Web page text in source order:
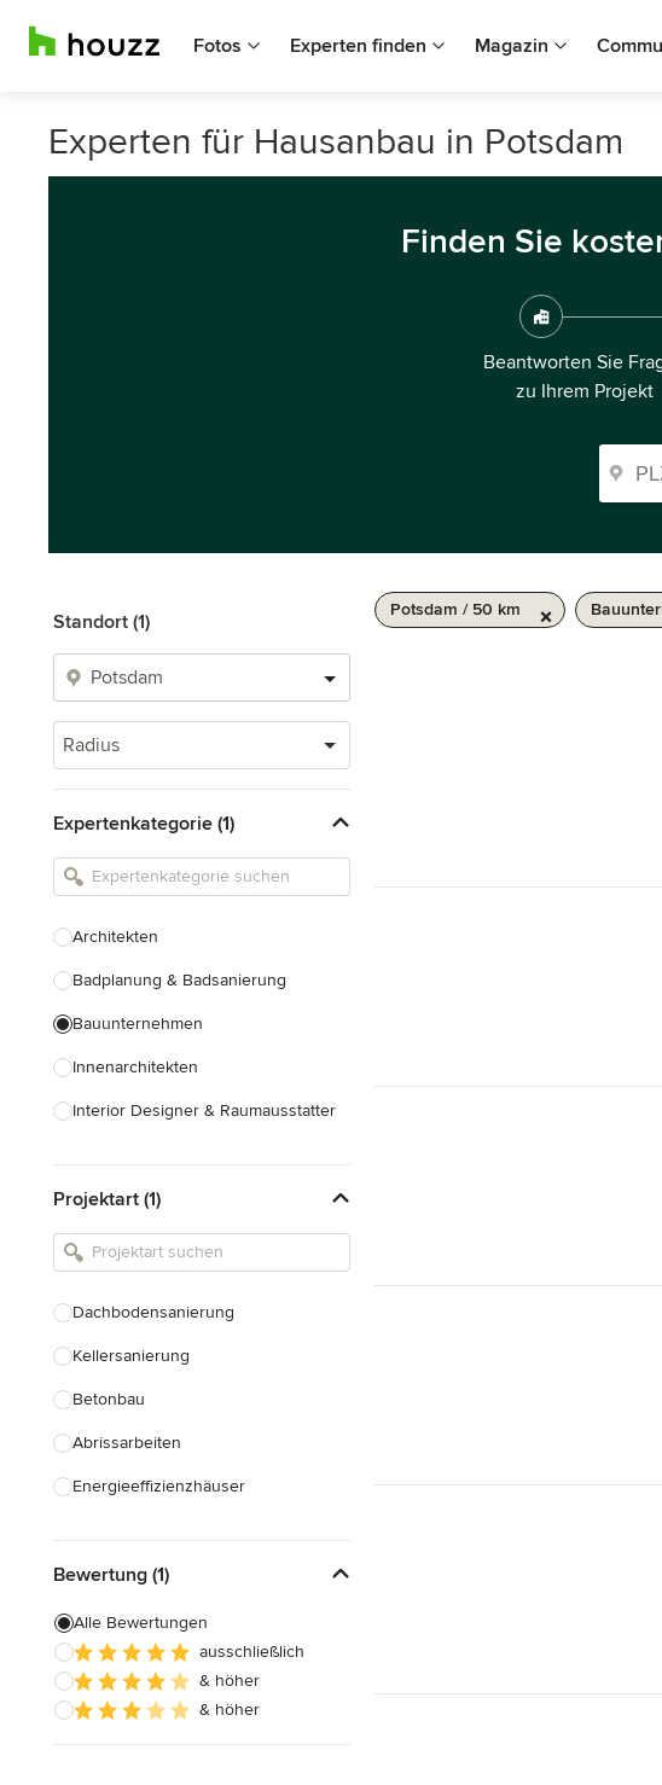
Fotos Experten finden Magazin
Experten für Hausanbau in Potsdam
Finden Sie
Beantworten Sie
zu Ihrem Projekt
Standort (1)
Radius
Expertenkategorie (1)
Architekten
Badplanung & Badsanierung
Bauunternehmen
Innenarchitekten
Interior Designer & Raumausstatter
Landschaftsarchitekten
Armaturen & Sanitärbedarf
Projektart (1)
Dachbodensanierung
Kellersanierung
Betonbau
Abrissarbeiten
Energieeffizienzhäuser
Garagenbau
Nachhaltiges Bauen
Hausanbau
Hauserweiterungen
Bewertung (1)
Alle Bewertungen
ausschließlich
& höher
& höher
Potsdam / 50 km